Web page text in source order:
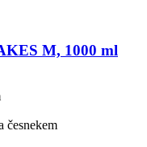
M, 1000 ml
česnekem